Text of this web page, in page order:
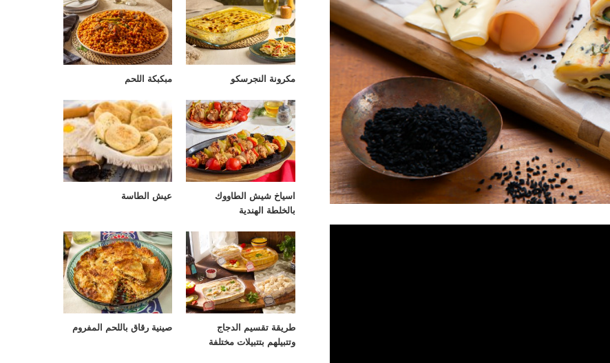
مكرونة النجرسكو مبكبكة اللحم
اسياخ شيش الطاووك
بالخلطة الهندية
عيش الطاسة
طريقة تقسيم الدجاج
وتتبيلهم بتتبيلات مختلفة
صينية رقاق باللحم المفروم